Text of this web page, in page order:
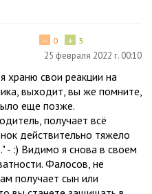
+ 3
− 0
25 февраля 2022 г. 00:10
храню свои реакции на
выходит, вы же помните,
еще позже.
получает всё
действительно тяжело
- :) Видимо я снова в своем
Фалосов, не
получает сын или